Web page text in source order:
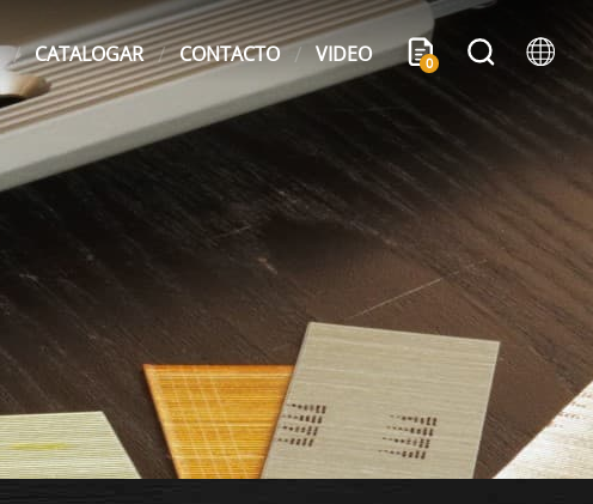
CATALOGAR CONTACTO VIDEO 0